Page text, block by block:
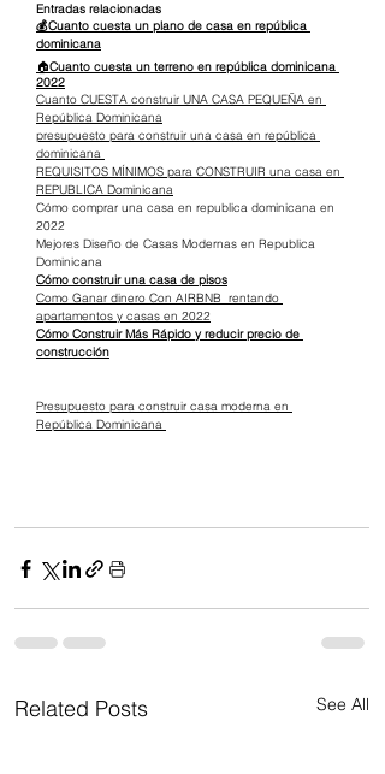
Entradas relacionadas
💰Cuanto cuesta un plano de casa en república
dominicana
🏠Cuanto cuesta un terreno en república dominicana
2022
Cuanto CUESTA construir UNA CASA PEQUEÑA en
República Dominicana
presupuesto para construir una casa en república
dominicana
REQUISITOS MÍNIMOS para CONSTRUIR una casa en
REPUBLICA Dominicana
Cómo comprar una casa en republica dominicana en
2022
Mejores Diseño de Casas Modernas en Republica
Dominicana
Cómo construir una casa de pisos
Como Ganar dinero Con AIRBNB  rentando
apartamentos y casas en 2022
Cómo Construir Más Rápido y reducir precio de
construcción
Presupuesto para construir casa moderna en
República Dominicana
Related Posts See All